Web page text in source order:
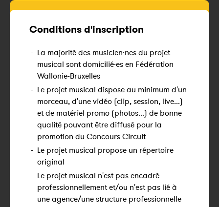
Conditions d'inscription
- La majorité des musicien·nes du projet
musical sont domicilié·es en Fédération
Wallonie-Bruxelles
- Le projet musical dispose au minimum d'un
morceau, d'une vidéo (clip, session, live...)
et de matériel promo (photos...) de bonne
qualité pouvant être diffusé pour la
promotion du Concours Circuit
- Le projet musical propose un répertoire
original
- Le projet musical n'est pas encadré
professionnellement et/ou n'est pas lié à
une agence/une structure professionnelle